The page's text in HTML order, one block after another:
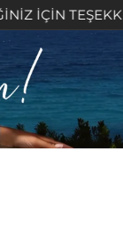
TEŞEKKÜR